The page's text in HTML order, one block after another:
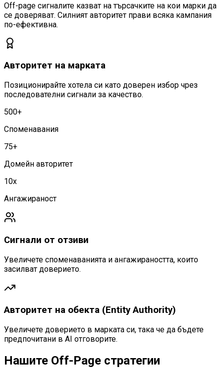
Off-page сигналите казват на търсачките на кои марки да
се доверяват. Силният авторитет прави всяка кампания
по-ефективна.
Авторитет на марката
Позиционирайте хотела си като доверен избор чрез
последователни сигнали за качество.
500+
Споменавания
75+
Домейн авторитет
10x
Ангажираност
Сигнали от отзиви
Увеличете споменаванията и ангажираността, които
засилват доверието.
Авторитет на обекта (Entity Authority)
Увеличете доверието в марката си, така че да бъдете
предпочитани в AI отговорите.
Нашите Off-Page стратегии